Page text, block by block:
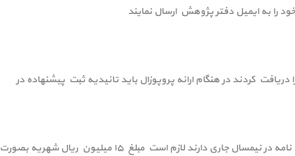
را به ایمیل دفتر پژوهش ارسال نمایند
کردند در هنگام ارائه پروپوزال باید تائیدیه ثبت پیشنهاده در
دانشجویان کارشناسی ارشد که تمایل به اخذ درس پایان نامه در نیمسال جاری دارند لازم است مبلغ ۱۵ میلیون ریال شهریه بصورت